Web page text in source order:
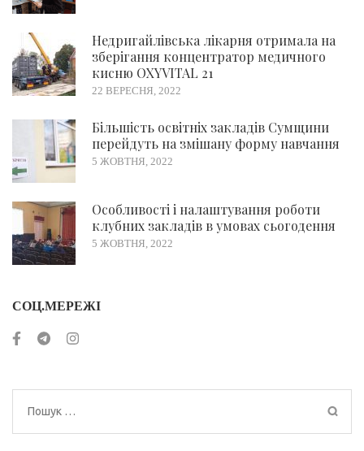
Недригайлівська лікарня отримала на
зберігання концентратор медичного
кисню OXYVITAL 21
22 ВЕРЕСНЯ, 2022
Більшість освітніх закладів Сумщини
перейдуть на змішану форму навчання
5 ЖОВТНЯ, 2022
Особливості і налаштування роботи
клубних закладів в умовах сьогодення
5 ЖОВТНЯ, 2022
СОЦ.МЕРЕЖІ
Пошук: